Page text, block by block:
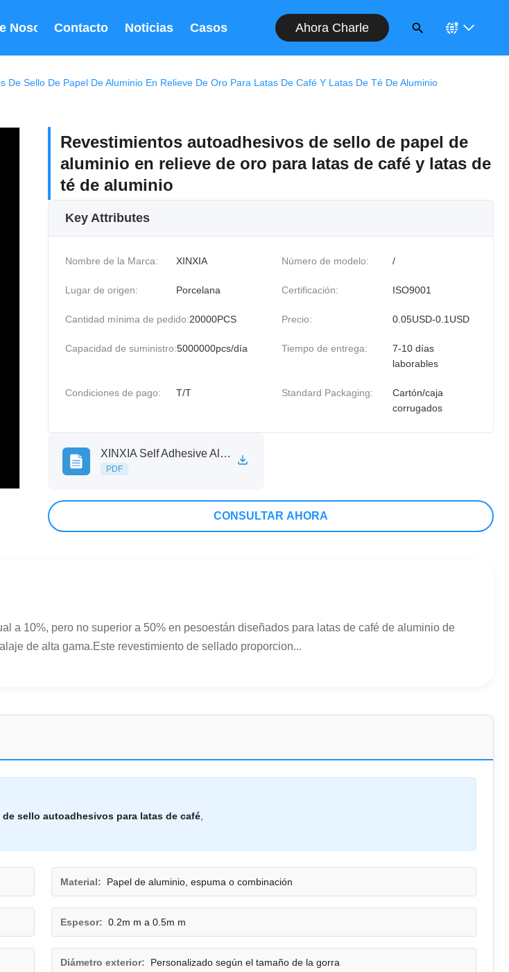
NosotrosContacto Noticias Casos Ahora Charle
De Sello De Papel De Aluminio En Relieve De Oro Para Latas De Café Y Latas De Té De Aluminio
Revestimientos autoadhesivos de sello de papel de
aluminio en relieve de oro para latas de café y latas de
té de aluminio
Key Attributes
Nombre de la Marca: XINXIA Número de modelo: /
Lugar de origen: Porcelana Certificación: ISO9001
Cantidad mínima de pedido:20000PCS Precio: 0.05USD-0.1USD
Capacidad de suministro:5000000pcs/día Tiempo de entrega:
7-10 días
laborables
Condiciones de pago: T/T Standard Packaging:
Cartón/caja
corrugados
XINXIA Self Adhesive Aluminum Foil Sealing Liner Technical Specification Sheet.pdf
PDF
CONSULTAR AHORA
a 10%, pero no superior a 50% en pesoestán diseñados para latas de café de aluminio de
de alta gama.Este revestimiento de sellado proporcion...
sello autoadhesivos para latas de café
Material: Papel de aluminio, espuma o combinación
Espesor: 0.2m m a 0.5m m
Diámetro exterior: Personalizado según el tamaño de la gorra